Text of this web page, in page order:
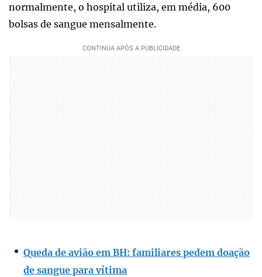
normalmente, o hospital utiliza, em média, 600
bolsas de sangue mensalmente.
Queda de avião em BH: familiares pedem doação
de sangue para vítima